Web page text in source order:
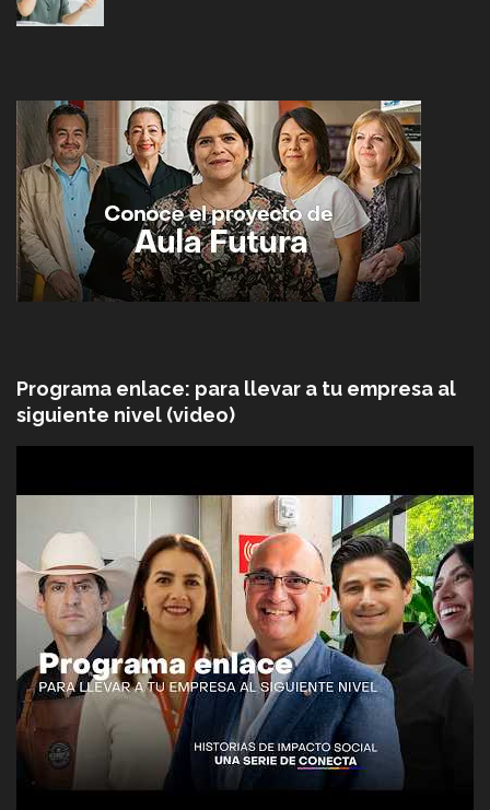
Programa enlace: para llevar a tu empresa al
siguiente nivel (video)